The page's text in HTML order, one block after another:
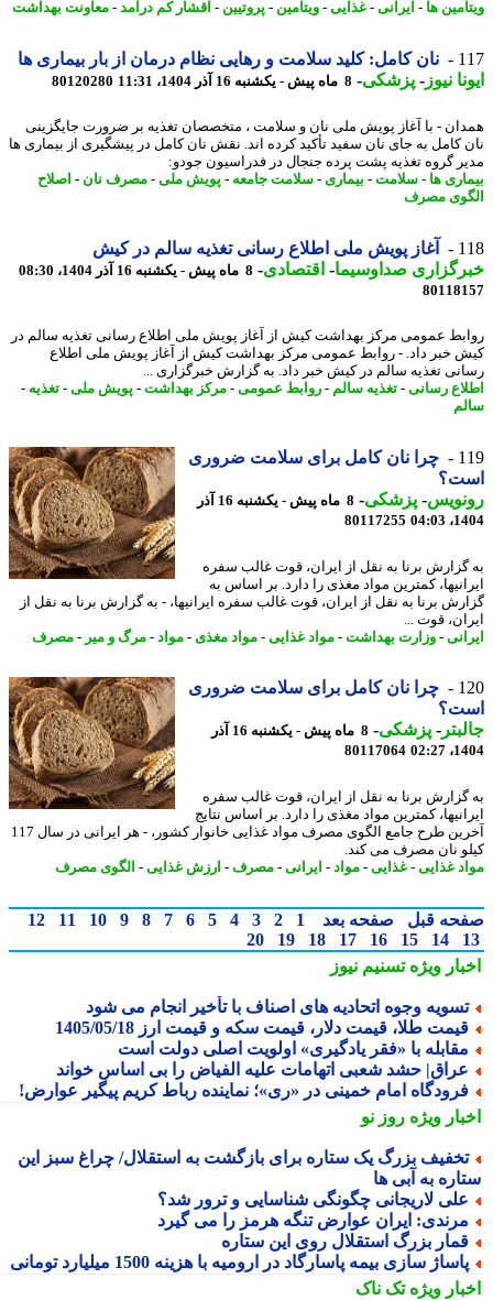
ها- ایرانی- غذایی- ویتامین-پروتیین-اقشار کم درآمد- معاونت بهداشت
نان کامل: کلید سلامت و رهایی نظام درمان از بار بیماری ها
نیوز-پزشکی-8 ماه پیش - یکشنبه 16 آذر 1404، 11:31 80120280
- با آغاز پویش ملی نان و سلامت ، متخصصان تغذیه بر ضرورت جایگزینی
کامل به جای نان سفید تأکید کرده اند. نقش نان کامل در پیشگیری از بیماری ها
گروه تغذیه پشت پرده جنجال در فدراسیون جودو:
ها - سلامت-بیماری- سلامت جامعه-پویش ملی -مصرف نان-اصلاح
مصرف
آغاز پویش ملی اطلاع رسانی تغذیه سالم در کیش
صداوسیما-اقتصادی-8 ماه پیش - یکشنبه 16 آذر 1404، 08:30
عمومی مرکز بهداشت کیش از آغاز پویش ملی اطلاع رسانی تغذیه سالم در
خبر داد. - روابط عمومی مرکز بهداشت کیش از آغاز پویش ملی اطلاع
تغذیه سالم در کیش خبر داد. به گزارش خبرگزاری ...
رسانی-تغذیه سالم-روابط عمومی-مرکز بهداشت -پویش ملی -تغذیه-
چرا نان کامل برای سلامت ضروری
-پزشکی-
8 ماه پیش - یکشنبه 16 آذر
80117255
برنا به نقل از ایران، قوت غالب سفره
ایرانی‎ها، کمترین مواد مغذی را دارد. بر اساس به
گزارش برنا به نقل از ایران، قوت غالب سفره ایرانی‎ها، - به گزارش برنا به نقل از
قوت ...
- وزارت بهداشت -مواد غذایی- مواد مغذی-مواد -مرگ و میر-مصرف
چرا نان کامل برای سلامت ضروری
-پزشکی-
8 ماه پیش - یکشنبه 16 آذر
80117064
برنا به نقل از ایران، قوت غالب سفره
ایرانی‎ها، کمترین مواد مغذی را دارد. بر اساس نتایج
آخرین طرح جامع الگوی مصرف مواد غذایی خانوار کشور، - هر ایرانی در سال 117
نان مصرف می کند.
غذایی- غذایی- مواد -ایرانی- مصرف- ارزش غذایی- الگوی مصرف
قبل صفحه بعد 1
2
3
4
5
6
7
8
9
10
11
12
14
15
16
17
18
19
20
ویژهتسنیم نیوز
وجوه اتحادیه های اصناف با تأخیر انجام می شود
طلا، قیمت دلار، قیمت سکه و قیمت ارز 1405/05/18
با «فقر یادگیری» اولویت اصلی دولت است
حشد شعبی اتهامات علیه الفیاض را بی اساس خواند
امام خمینی در «ری»؛ نماینده رباط کریم پیگیر عوارض!
ویژهروز نو
بزرگ یک ستاره برای بازگشت به استقلال/ چراغ سبز این
به آبی ها
لاریجانی چگونگی شناسایی و ترور شد؟
ایران عوارض تنگه هرمز را می گیرد
بزرگ استقلال روی این ستاره
سازی بیمه پاسارگاد در ارومیه با هزینه 1500 میلیارد تومانی
ویژهتک ناک